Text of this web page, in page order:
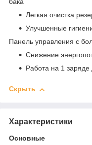
бака
Легкая очистка
Улучшенные
Панель управления с
Снижение
Работа на 1
Скрыть
Характеристики
Основные